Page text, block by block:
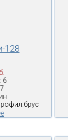
128
6